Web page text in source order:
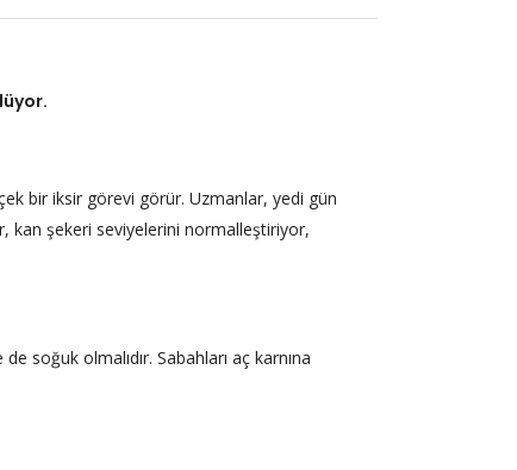
bir iksir görevi görür. Uzmanlar, yedi gün
kan şekeri seviyelerini normalleştiriyor,
soğuk olmalıdır. Sabahları aç karnına